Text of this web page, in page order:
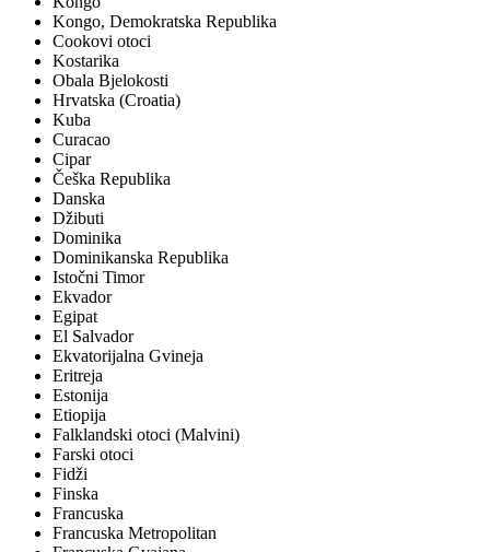
Kongo, Demokratska Republika
Cookovi otoci
Kostarika
Obala Bjelokosti
Hrvatska (Croatia)
Kuba
Curacao
Cipar
Češka Republika
Danska
Džibuti
Dominika
Dominikanska Republika
Istočni Timor
Ekvador
Egipat
El Salvador
Ekvatorijalna Gvineja
Eritreja
Estonija
Etiopija
Falklandski otoci (Malvini)
Farski otoci
Fidži
Finska
Francuska
Francuska Metropolitan